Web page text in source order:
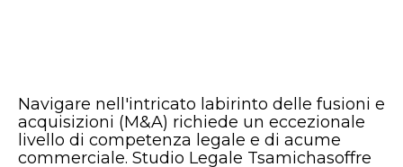
Navigare nell'intricato labirinto delle fusioni e
acquisizioni (M&A) richiede un eccezionale
livello di competenza legale e di acume
commerciale. Studio Legale Tsamichasoffre